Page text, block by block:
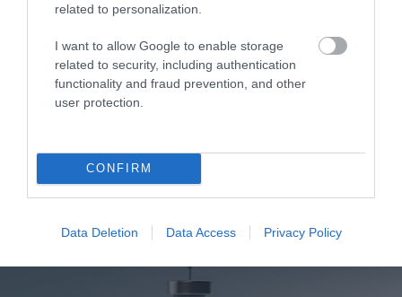
related to personalization.
I want to allow Google to enable storage
related to security, including authentication
functionality and fraud prevention, and other
user protection.
CONFIRM
Data Deletion Data Access Privacy Policy
τα οστά σε κάθε ηλικία… δεν είναι το
γάλα!